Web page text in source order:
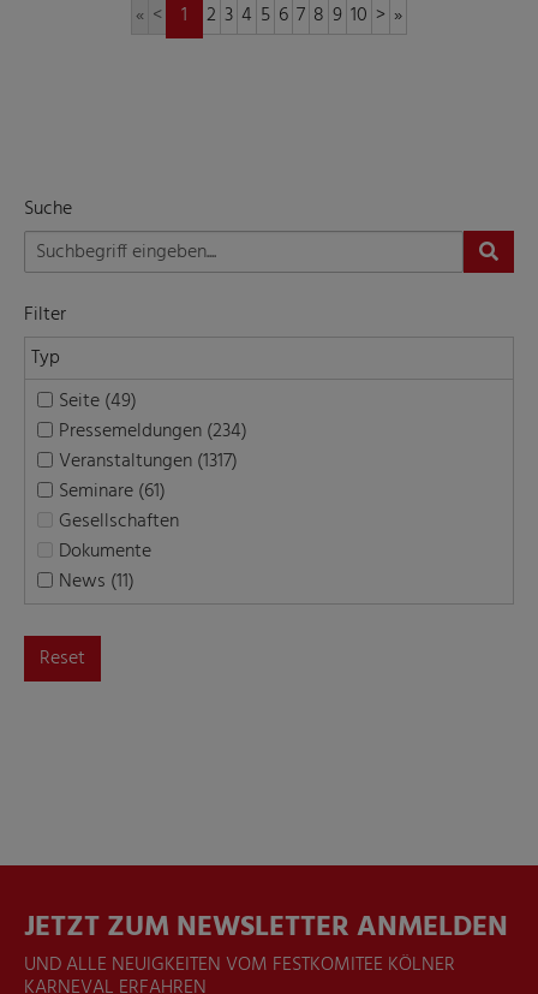
« < 1 2 3 4 5 6 7 8 9 10 > »
Suche
Filter
Typ
Seite (49)
Pressemeldungen (234)
Veranstaltungen (1317)
Seminare (61)
Gesellschaften
Dokumente
News (11)
Reset
JETZT ZUM NEWSLETTER ANMELDEN
UND ALLE NEUIGKEITEN VOM FESTKOMITEE KÖLNER
KARNEVAL ERFAHREN